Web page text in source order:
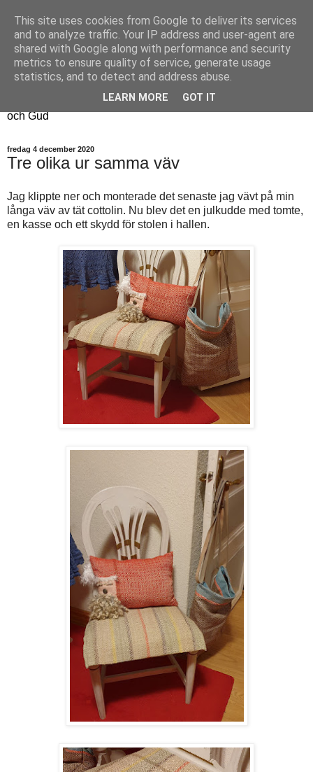
Fyren
Fyren finns för att sprida ljus i mörkret
För att påminna om guldkanterna i tillvaron
Här samsas jakt, hantverk, odling, och andra tankar om livet
och Gud
fredag 4 december 2020
Tre olika ur samma väv
Jag klippte ner och monterade det senaste jag vävt på min
långa väv av tät cottolin. Nu blev det en julkudde med tomte,
en kasse och ett skydd för stolen i hallen.
This site uses cookies from Google to deliver its services
and to analyze traffic. Your IP address and user-agent are
shared with Google along with performance and security
metrics to ensure quality of service, generate usage
statistics, and to detect and address abuse.
LEARN MORE GOT IT